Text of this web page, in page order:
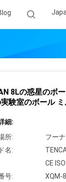
8Lの惑星のボ
験室のボール
細:
所:
フー
名:
CE ISO
号:
XQM-8